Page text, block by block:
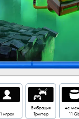
1 игрок
Вибрация
Триггер
не
11